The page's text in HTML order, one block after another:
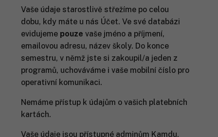
Vaše údaje starostlivě střežíme po celou
dobu, kdy máte u nás Účet. Ve své databázi
evidujeme pouze vaše jméno a příjmení,
emailovou adresu, název školy. Do konce
semestru, v němž jste si zakoupil/a jeden z
programů, uchováváme i vaše mobilní číslo pro
operativní komunikaci.
Nemáme přístup k údajům o vašich platebních
kartách.
Vaše údaje jsou přístupné adminům Kamdu,